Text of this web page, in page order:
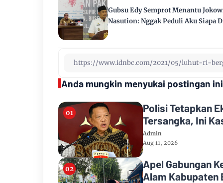
Gubsu Edy Semprot Menantu
Nasution: Nggak Peduli Aku Siapa
Anda mungkin menyukai postingan ini
Polisi Tetapkan
Tersangka, Ini
Admin
Aug 11, 2026
Apel Gabungan
Alam Kabupaten